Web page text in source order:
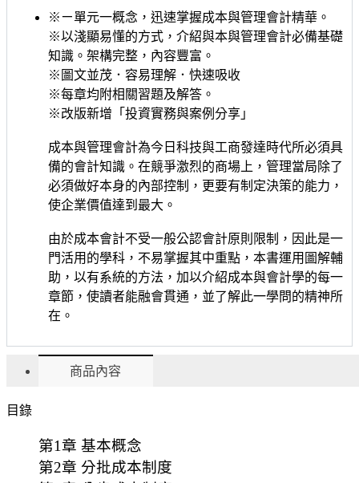
※ㄧ單元一概念，迅速掌握成本與管理會計精華。
※以淺顯易懂的方式，介紹與本與管理會計必備基礎
知識。架構完整，內容豐富。
※圖文並茂．容易理解．快速吸收
※每章均附相關習題及解答。
※改版新增「投資實務與案例分享」
成本與管理會計為今日科技與工商發達時代所必須具
備的會計知識。在競爭激烈的商場上，管理當局除了
必須做好本身的內部控制，更要有制定決策的能力，
使企業價值達到最大。
由於成本會計不受一般公認會計原則限制，因此是一
門活用的學科，不易掌握其中重點，本書運用圖解輔
助，以有系統的方法，加以介紹成本與會計學的每一
章節，使讀者能融會貫通，並了解此一學問的精神所
在。
商品內容
目錄
第1章 基本概念
第2章 分批成本制度